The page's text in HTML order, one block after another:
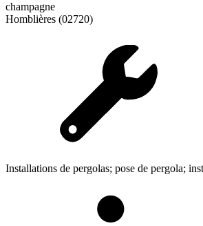
champagne
Homblières (02720)
Installations de pergolas; pose de pergola;